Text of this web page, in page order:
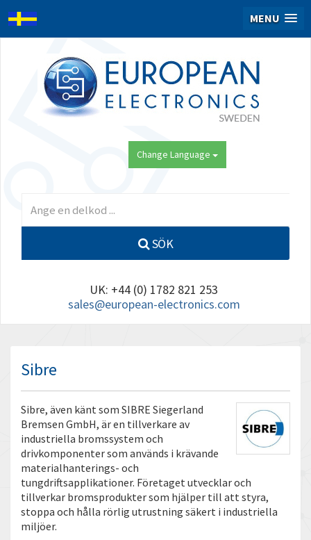
MENU
Change Language
SÖK
UK: +44 (0) 1782 821 253
sales@european-electronics.com
Sibre
Sibre, även känt som SIBRE Siegerland
Bremsen GmbH, är en tillverkare av
industriella bromssystem och
drivkomponenter som används i krävande
materialhanterings- och
tungdriftsapplikationer. Företaget utvecklar och
tillverkar bromsprodukter som hjälper till att styra,
stoppa och hålla rörlig utrustning säkert i industriella
miljöer.